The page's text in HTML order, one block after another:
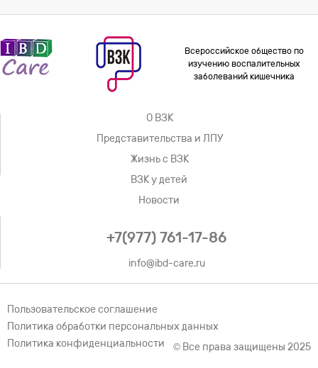
Всероссийское общество по
изучению воспалительных
заболеваний кишечника
О ВЗК
Представительства и ЛПУ
Жизнь с ВЗК
ВЗК у детей
Новости
+7(977) 761-17-86
info@ibd-care.ru
Пользовательское соглашение
Политика обработки персональных данных
Политика конфиденциальности
© Все права защищены 2025